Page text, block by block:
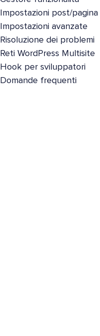
Impostazioni post/pagina
Impostazioni avanzate
Risoluzione dei problemi
Reti WordPress Multisite
Hook per sviluppatori
Domande frequenti